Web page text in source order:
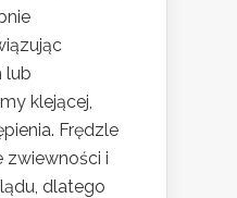
lub
klejącej,
Frędzle
zwiewności i
dlatego